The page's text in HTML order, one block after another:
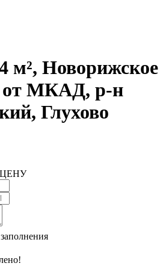
м², Новорижское
от МКАД, р-н
Глухово